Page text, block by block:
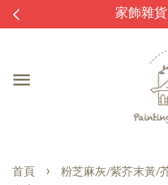
家飾雜
首頁 ›
粉芝麻灰/紫芥末黃/